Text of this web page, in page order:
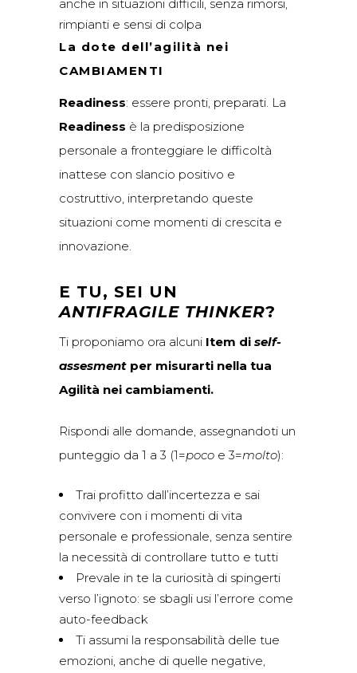
anche in situazioni difficili, senza rimorsi,
rimpianti e sensi di colpa
La dote dell’agilità nei
CAMBIAMENTI
Readiness: essere pronti, preparati. La
Readiness è la predisposizione
personale a fronteggiare le difficoltà
inattese con slancio positivo e
costruttivo, interpretando queste
situazioni come momenti di crescita e
innovazione.
E TU, SEI UN
ANTIFRAGILE THINKER?
Ti proponiamo ora alcuni Item di self-
assesment per misurarti nella tua
Agilità nei cambiamenti.
Rispondi alle domande, assegnandoti un
punteggio da 1 a 3 (1=poco e 3=molto):
Trai profitto dall’incertezza e sai
convivere con i momenti di vita
personale e professionale, senza sentire
la necessità di controllare tutto e tutti
Prevale in te la curiosità di spingerti
verso l’ignoto: se sbagli usi l’errore come
auto-feedback
Ti assumi la responsabilità delle tue
emozioni, anche di quelle negative,